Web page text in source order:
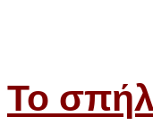
Το